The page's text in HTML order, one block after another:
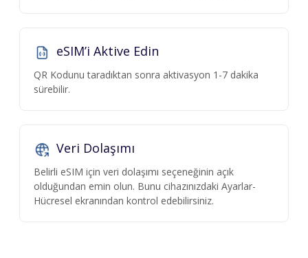
eSIM’i Aktive Edin
QR Kodunu taradıktan sonra aktivasyon 1-7 dakika
sürebilir.
Veri Dolaşımı
Belirli eSIM için veri dolaşımı seçeneğinin açık
olduğundan emin olun. Bunu cihazınızdaki Ayarlar-
Hücresel ekranından kontrol edebilirsiniz.